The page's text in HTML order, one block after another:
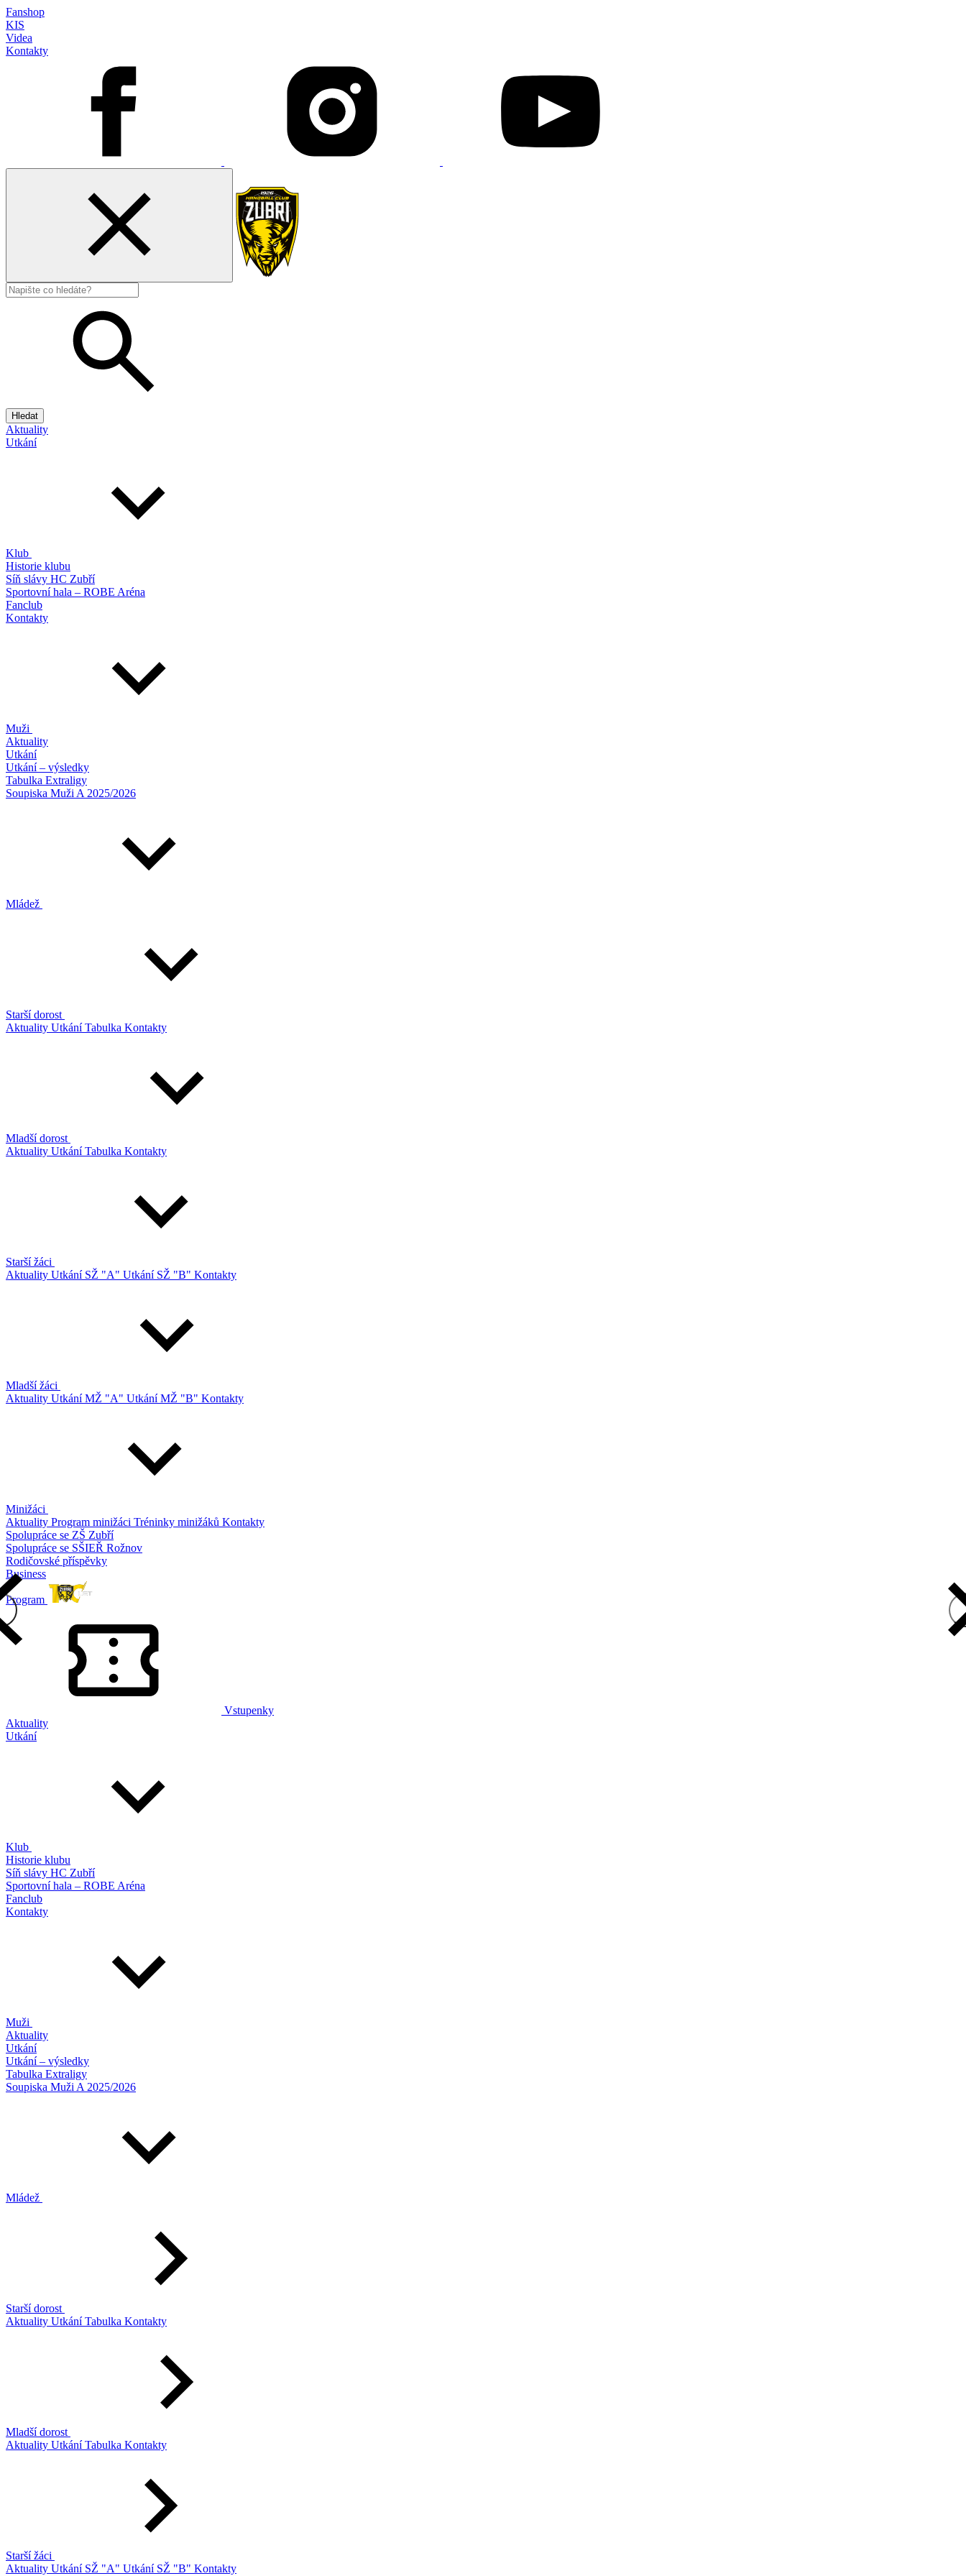
Fanshop
KIS
Videa
Kontakty
Hledat
Aktuality
Utkání
Klub
Historie klubu
Síň slávy HC Zubří
Sportovní hala – ROBE Aréna
Fanclub
Kontakty
Muži
Aktuality
Utkání
Utkání – výsledky
Tabulka Extraligy
Soupiska Muži A 2025/2026
Mládež
Starší dorost
Aktuality UtkáníTabulka Kontakty
Mladší dorost
Aktuality UtkáníTabulka Kontakty
Starší žáci
Aktuality Utkání SŽ "A" Utkání SŽ "B" Kontakty
Mladší žáci
Aktuality Utkání MŽ "A" Utkání MŽ "B" Kontakty
Minižáci
Aktuality Program minižáci Tréninky minižáků Kontakty
Spolupráce se ZŠ Zubří
Spolupráce se SŠIEŘ Rožnov
Rodičovské příspěvky
Business
Program
Vstupenky
Aktuality
Utkání
Klub
Historie klubu
Síň slávy HC Zubří
Sportovní hala – ROBE Aréna
Fanclub
Kontakty
Muži
Aktuality
Utkání
Utkání – výsledky
Tabulka Extraligy
Soupiska Muži A 2025/2026
Mládež
Starší dorost
Aktuality UtkáníTabulka Kontakty
Mladší dorost
Aktuality UtkáníTabulka Kontakty
Starší žáci
Aktuality Utkání SŽ "A" Utkání SŽ "B" Kontakty